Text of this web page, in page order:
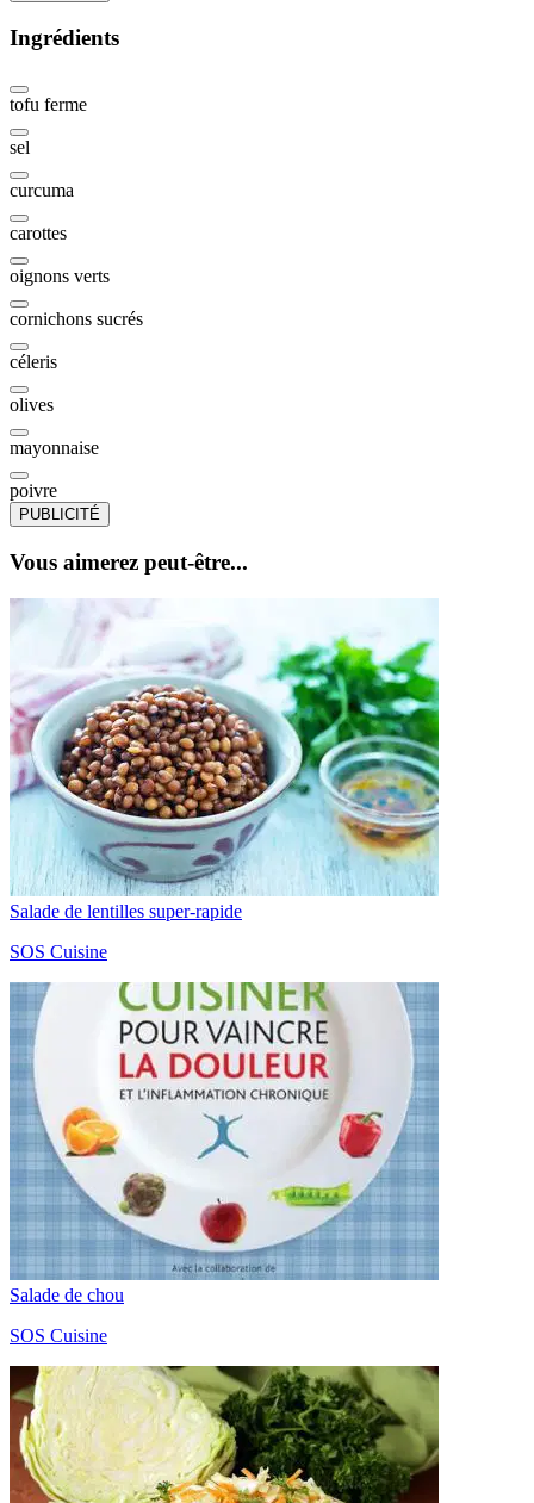
Ingrédients
tofu ferme
sel
curcuma
carottes
oignons verts
cornichons sucrés
céleris
olives
mayonnaise
poivre
PUBLICITÉ
Vous aimerez peut-être...
Salade de lentilles super-rapide
SOS Cuisine
Salade de chou
SOS Cuisine